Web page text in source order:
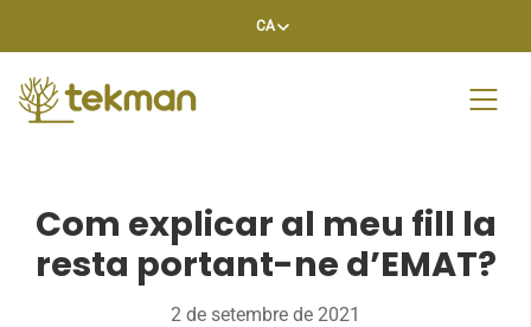
CA
Com explicar al meu fill la
resta portant-ne d’EMAT?
2 de setembre de 2021